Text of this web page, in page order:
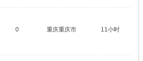
0 重庆重庆市 11小时